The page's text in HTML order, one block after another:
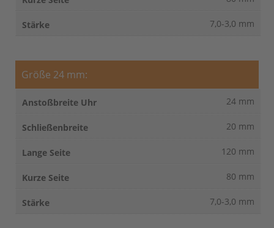
7,0-3,0 mm
Größe 24 mm:
24 mm
20 mm
120 mm
80 mm
7,0-3,0 mm